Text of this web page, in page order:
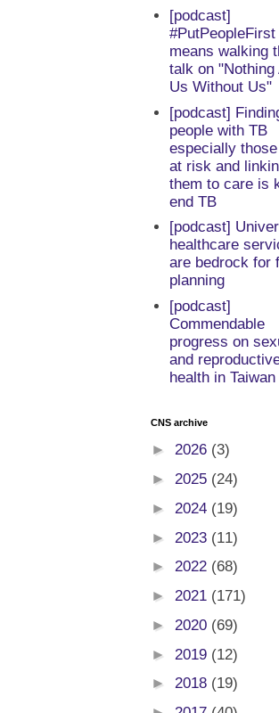
[podcast]
#PutPeopleFirst
means walking
talk on "Nothing
Us Without Us"
[podcast]
people with TB
especially
at risk and
them to care is
end TB
[podcast]
healthcare
are bedrock for
planning
[podcast]
Commendable
progress on
and
health in Taiwan
CNS archive
► 2026 (3)
► 2025 (24)
► 2024 (19)
► 2023 (11)
► 2022 (68)
► 2021 (171)
► 2020 (69)
► 2019 (12)
► 2018 (19)